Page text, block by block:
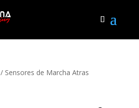
/ Sensores de Marcha Atras